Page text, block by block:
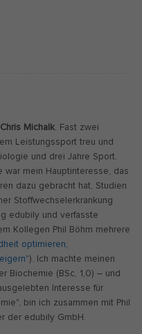
Chris Michalk . Fast zwei
Leistungssport treu und
und drei Jahre Sport.
war mein Hauptinteresse, das
dazu gebracht hat, Studien
Stoffwechselerkrankung
edubily und verfasste
Kollegen Phil Böhm mehrere
optimieren,
). Ich machte meinen
Biochemie (BSc, 1,0) – und
Interesse für
bin ich zusammen mit Phil
der edubily GmbH.